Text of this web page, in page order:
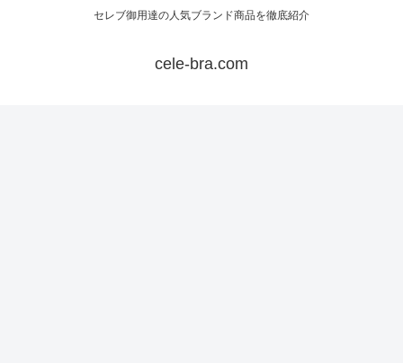
セレブ御用達の人気ブランド商品を徹底紹介
cele-bra.com